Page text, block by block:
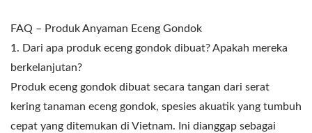
FAQ – Produk Anyaman Eceng Gondok
1. Dari apa produk eceng gondok dibuat? Apakah mereka
berkelanjutan?
Produk eceng gondok dibuat secara tangan dari serat
kering tanaman eceng gondok, spesies akuatik yang tumbuh
cepat yang ditemukan di Vietnam. Ini dianggap sebagai